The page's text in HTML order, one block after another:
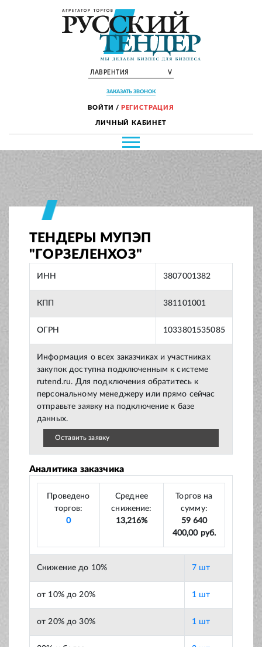
ЛАВРЕНТИЯ V
ЗАКАЗАТЬ ЗВОНОК
ВОЙТИ / РЕГИСТРАЦИЯ
ЛИЧНЫЙ КАБИНЕТ
ТЕНДЕРЫ МУПЭП
"ГОРЗЕЛЕНХОЗ"
ИНН 3807001382
КПП 381101001
ОГРН 1033801535085
Информация о всех заказчиках и участниках
закупок доступна подключенным к системе
rutend.ru. Для подключения обратитесь к
персональному менеджеру или прямо сейчас
отправьте заявку на подключение к базе
данных.
Оставить заявку
Аналитика заказчика
Проведено
торгов:
0
Среднее
снижение:
13,216%
Торгов на
сумму:
59 640
400,00 руб.
Снижение до 10% 7 шт
от 10% до 20% 1 шт
от 20% до 30% 1 шт